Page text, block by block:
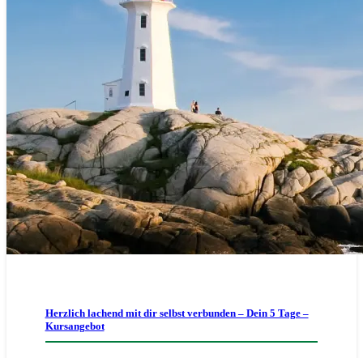
Herzlich lachend mit dir selbst verbunden – Dein 5 Tage –
Kursangebot